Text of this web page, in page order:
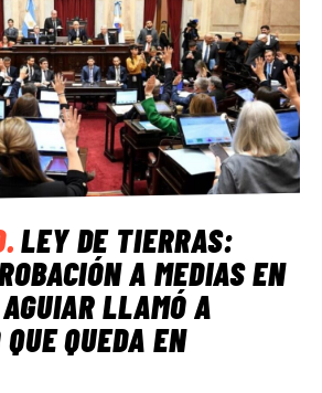
.LEY DE TIERRAS:
A MEDIAS EN
LLAMÓ A
QUEDA EN